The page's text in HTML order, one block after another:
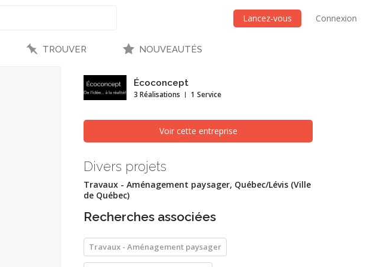
Lancez-vous Connexion
TROUVER NOUVEAUTÉS
Écoconcept
3 Réalisations 1 Service
Voir cette entreprise
Divers projets
Travaux - Aménagement paysager, Québec/Lévis (Ville
de Québec)
Recherches associées
Travaux - Aménagement paysager